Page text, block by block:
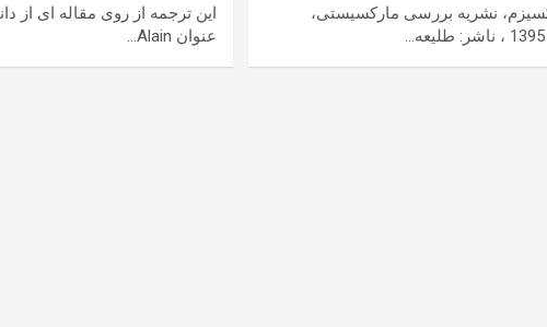
نشریه بررسی مارکسیستی،
اين ترجمه از روی مقاله ای از
عنوان Alain…